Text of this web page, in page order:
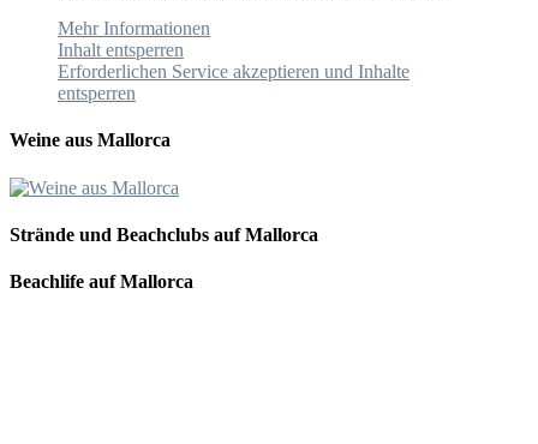
Mehr Informationen
Inhalt entsperren
Erforderlichen Service akzeptieren und Inhalte
entsperren
Weine aus Mallorca
Strände und Beachclubs auf Mallorca
Beachlife auf Mallorca